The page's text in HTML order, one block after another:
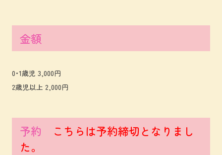
金額
0･1歳児 3,000円
2歳児以上 2,000円
予約
こちらは予約締切となりまし
た。